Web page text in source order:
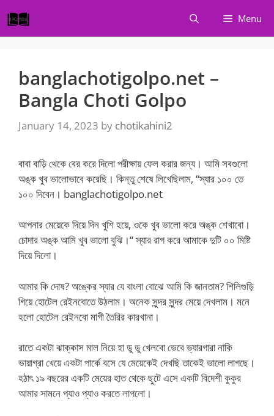
to
content
Menu
banglachotigolpo.net –
Bangla Choti Golpo
January 14, 2023 by chotikahini2
বাবা বাড়ি থেকে বের করে দিলো পরীক্ষায় ফেল করার জন্য। আমি সবগুলো
অঙ্ক খুব ভালোভাবে করেছি। কিন্তু শেষে লিখেছিলাম, “স্যার ১০০ তে
১০০ দিবেন। banglachotigolpo.net
আপনার মেয়েকে দিয়ে দিন খুশি হয়ে, ওকে খুব ভালো করে অঙ্ক শেখাবো।
চোদার অঙ্ক আমি খুব ভালো বুঝি।“ স্যার রাগ করে আমাকে দুটি ০০ মিষ্টি
দিয়ে দিলো।
আমার কি দোষ? অঙ্কের স্যার যে বাংলা বোঝে আমি কি জানতাম? শিলিগুড়ি
গিয়ে হোটেল রেইনবোতে উঠলাম। অনেক সুন্দর সুন্দর মেয়ে দেখলাম। মনে
হলো হোটেল রেইনবো মাগী তৈরির কারখানা।
রাতে একটা ঝাক্কাস মাল নিয়ে হা ডু ডু খেলবো ভেবে ভ্যারগারা নাকি
ভায়াগ্রা খেয়ে একটা পার্কে বসে যে মেয়েকেই দেখছি তাকেই ভালো লাগছে।
হঠাৎ ১৯ বছরের একটি মেয়ের হাত থেকে ছুটে এসে একটি বিদেশী কুকুর
আমার সামনে প্যাও প্যাও করতে লাগলো।